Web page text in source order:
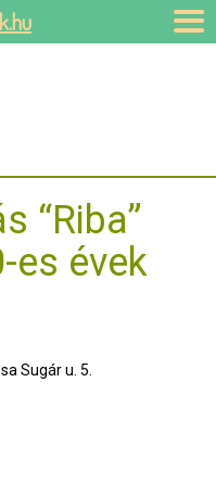
“Riba”
es évek
Sugár u. 5.